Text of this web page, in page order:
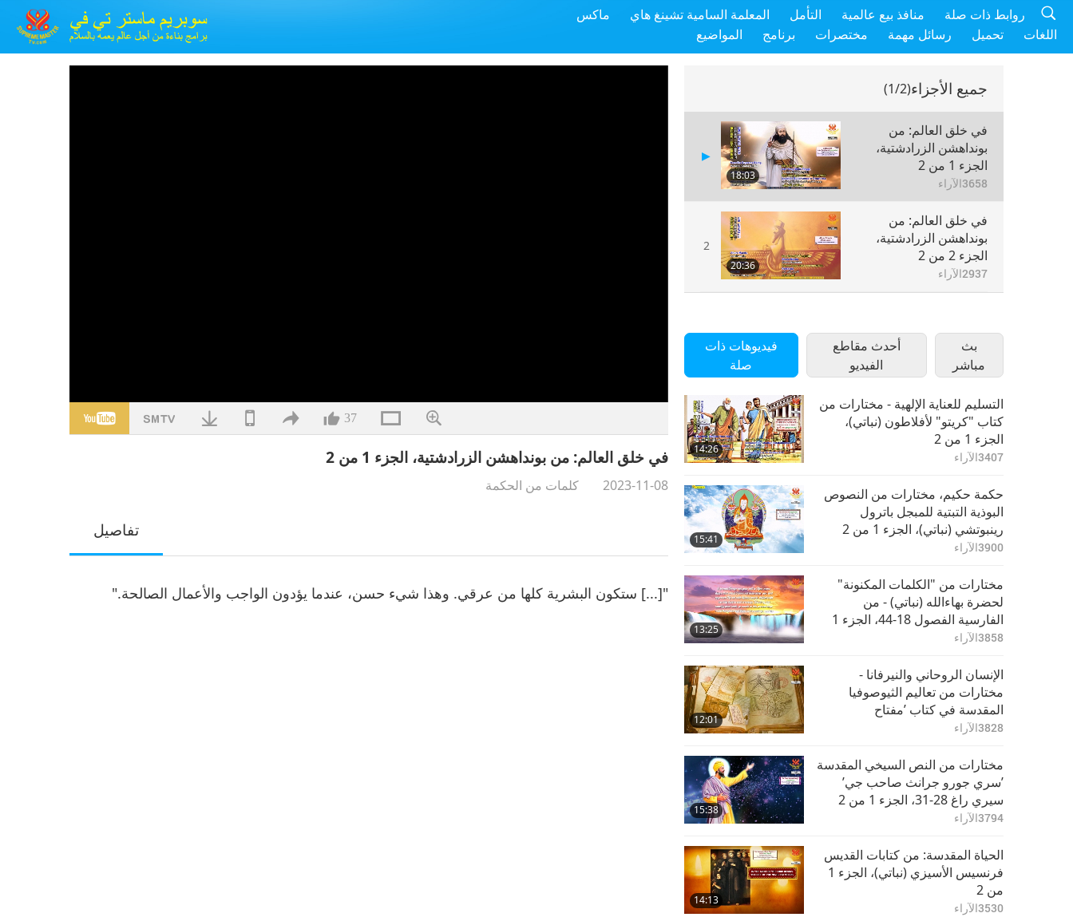
ماكس المعلمة السامية تشينغ هاي التأمل منافذ بيع عالمية
روابط ذات صلة
المواضيع
برنامج مختصرات رسائل مهمة تحميل اللغات
37
في خلق العالم: من بونداهشن الزرادشتية، الجزء 1 من 2
2023-11-08 كلمات من الحكمة
تفاصيل
"[...] ستكون البشرية كلها من عرقي. وهذا شيء حسن، عندما يؤدون الواجب والأعمال الصالحة."
جميع الأجزاء(1/2)
18:03
في خلق العالم: من
بونداهشن الزرادشتية،
الجزء 1 من 2
3658الآراء
2
20:36
في خلق العالم: من
بونداهشن الزرادشتية،
الجزء 2 من 2
2937الآراء
فيديوهات ذات
صلة
أحدث مقاطع
الفيديو
بث
مباشر
14:26
التسليم للعناية الإلهية - مختارات من
كتاب "كريتو" لأفلاطون (نباتي)،
الجزء 1 من 2
3407الآراء
15:41
حكمة حكيم، مختارات من النصوص
البوذية التبتية للمبجل باترول
رينبوتشي (نباتي)، الجزء 1 من 2
3900الآراء
13:25
مختارات من "الكلمات المكنونة"
لحضرة بهاءالله (نباتي) - من
الفارسية الفصول 18-44، الجزء 1
من 2
3858الآراء
12:01
الإنسان الروحاني والنيرفانا -
مختارات من تعاليم الثيوصوفيا
المقدسة في كتاب ’مفتاح
الثيوصوفيا’ الجزء 1 من 2
3828الآراء
15:38
مختارات من النص السيخي المقدسة
’سري جورو جرانث صاحب جي’
سيري راغ 28-31، الجزء 1 من 2
3794الآراء
14:13
الحياة المقدسة: من كتابات القديس
فرنسيس الأسيزي (نباتي)، الجزء 1
من 2
3530الآراء